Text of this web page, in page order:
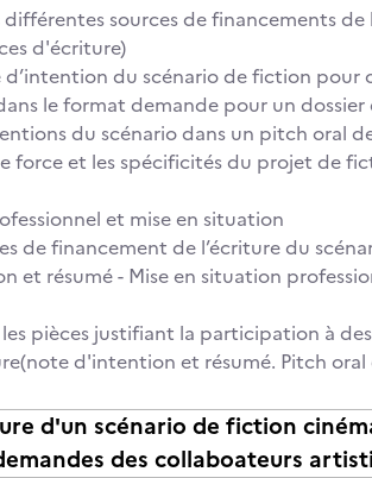
sources de financements de
d'écriture)
du scénario de fiction pour
le format demande pour un dossier
du scénario dans un pitch oral
force et les spécificités du projet de
et mise en situation
de financement de l’écriture du
et résumé - Mise en situation
pièces justifiant la participation à
d'intention et résumé. Pitch oral
d'un scénario de fiction
des collaboateurs